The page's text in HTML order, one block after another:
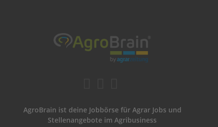
AgroBrain ist deine Jobbörse für Agrar Jobs und
Stellenangebote im Agribusiness